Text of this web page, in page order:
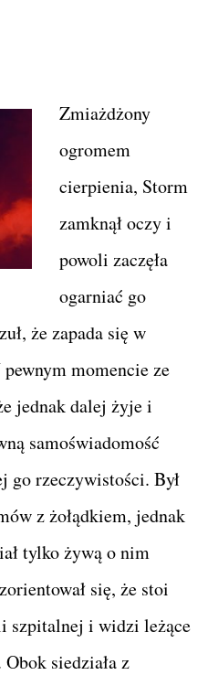
Zmiażdżony
ogromem
cierpienia, Storm
zamknął oczy i
powoli zaczęła
ogarniać go
że zapada się w
momencie ze
jednak dalej żyje i
samoświadomość
go rzeczywistości. Był
z żołądkiem, jednak
tylko żywą o nim
się, że stoi
szpitalnej i widzi leżące
Obok siedziała z